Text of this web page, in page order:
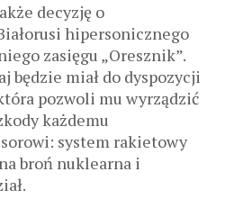
decyzję o
hipersonicznego
zasięgu „Oresznik”.
będzie miał do dyspozycji
pozwoli mu wyrządzić
każdemu
system rakietowy
broń nuklearna i